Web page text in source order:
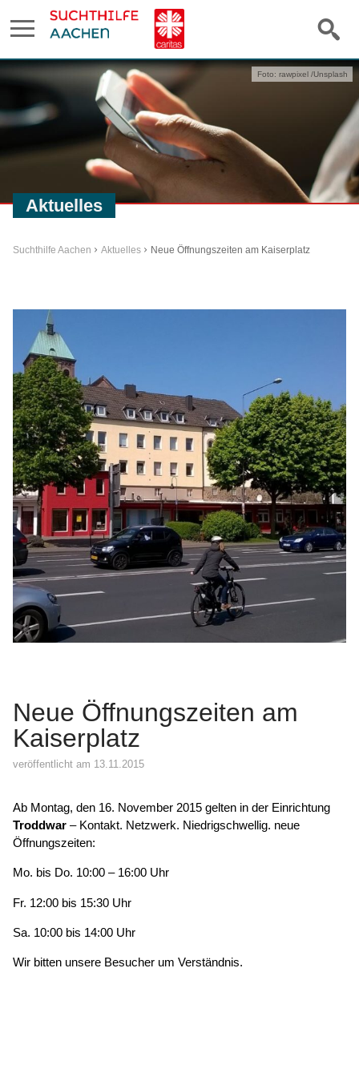
Aktuelles
Foto: rawpixel /Unsplash
Suchthilfe Aachen Aktuelles Neue Öffnungszeiten am Kaiserplatz
Neue Öffnungszeiten am
Kaiserplatz
veröffentlicht am 13.11.2015
Ab Montag, den 16. November 2015 gelten in der Einrichtung
Troddwar – Kontakt. Netzwerk. Niedrigschwellig. neue
Öffnungszeiten:
Mo. bis Do. 10:00 – 16:00 Uhr
Fr. 12:00 bis 15:30 Uhr
Sa. 10:00 bis 14:00 Uhr
Wir bitten unsere Besucher um Verständnis.